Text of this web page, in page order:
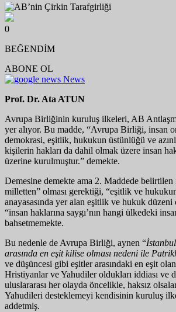
0
BEĞENDİM
ABONE OL
News
Prof. Dr. Ata ATUN
Avrupa Birliğinin kuruluş ilkeleri, AB
yer alıyor. Bu madde, “Avrupa Birliği, insan
demokrasi, eşitlik, hukukun üstünlüğü ve
kişilerin hakları da dahil olmak üzere insan
üzerine kurulmuştur.” demekte.
Demesine demekte ama 2. Maddede belirtilen
milletten” olması gerektiği, “eşitlik ve
anayasasında yer alan eşitlik ve hukuk düzeni
“insan haklarına saygı’nın hangi ülkedeki
bahsetmemekte.
Bu nedenle de Avrupa Birliği, aynen “
arasında en eşit kilise olması nedeni ile
ve düşüncesi gibi eşitler arasındaki en eşit
Hristiyanlar ve Yahudiler oldukları iddiası ve
uluslararası her olayda öncelikle, haksız
Yahudileri desteklemeyi kendisinin kuruluş
addetmiş.